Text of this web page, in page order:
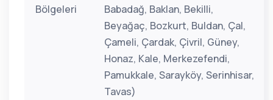
Bölgeleri
Babadağ, Baklan, Bekilli,
Beyağaç, Bozkurt, Buldan, Çal,
Çameli, Çardak, Çivril, Güney,
Honaz, Kale, Merkezefendi,
Pamukkale, Sarayköy, Serinhisar,
Tavas)